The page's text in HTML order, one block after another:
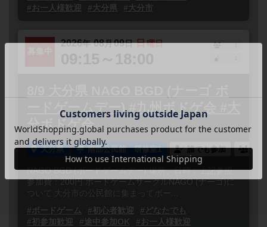
#お一人様歓迎
#大分県 #大分市
2026年 08月09日 日曜日
1
ードゲームデー) #九州ボドゲ会 #大
分ボドゲ会
大分県 南部公民館 研修室1 誰でも参加 連
NAGO BGD (ボードゲームデー) 場所、日時：上記参照
参加費：200円 ボードゲームサークルNAGO (ナーゴ)に
ついて 大分市の公民館に集まってボー...
#ボードゲーム
#初心者歓迎
#どなたでも
#初参加歓迎
#途中参加OK
#お一人様歓迎